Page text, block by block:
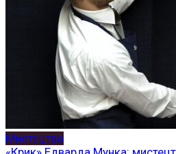
Мистецтво